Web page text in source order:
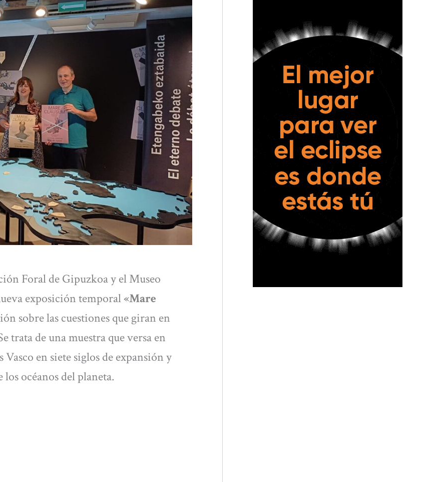
Foral de Gipuzkoa y el Museo
exposición temporal«Mare
sobre las cuestiones que giran en
trata de una muestra que versa en
en siete siglos de expansión y
océanos del planeta.